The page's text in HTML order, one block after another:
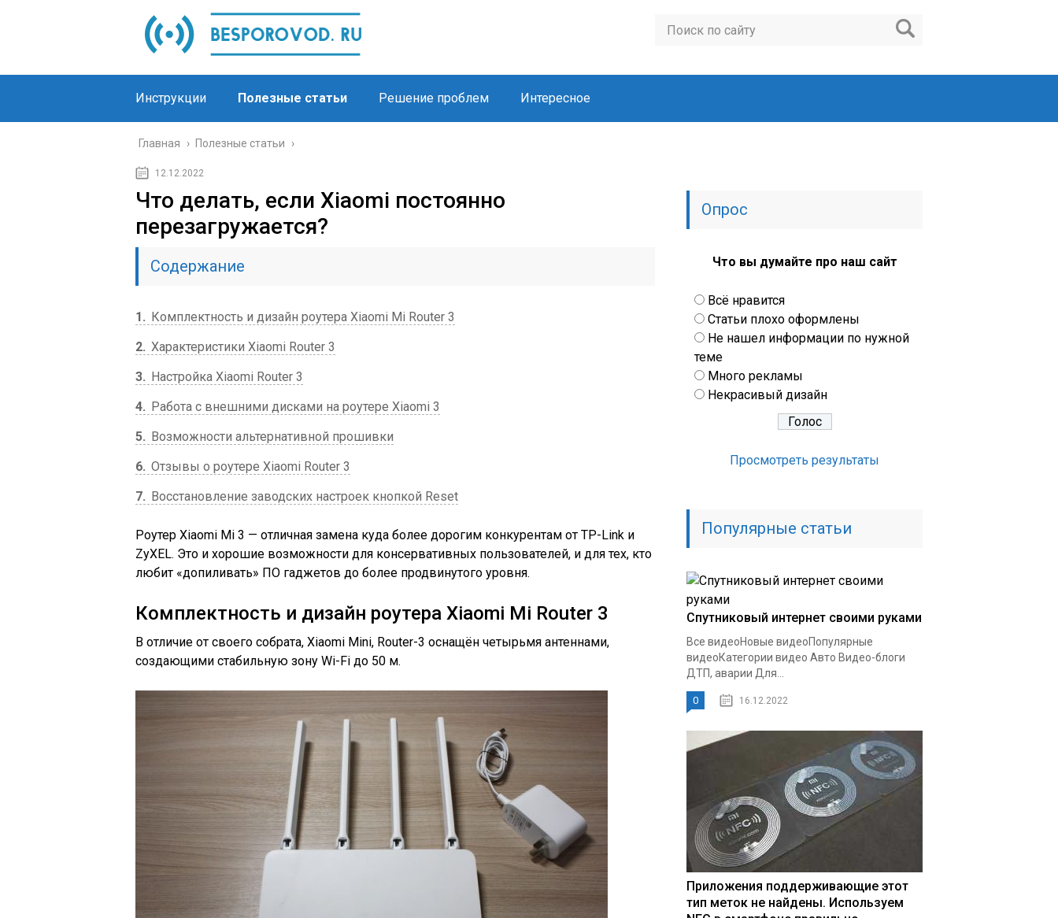
Инструкции Полезные статьи Решение проблем Интересное
Главная › Полезные статьи ›
12.12.2022
Что делать, если Xiaomi постоянно
перезагружается?
Содержание
1
Комплектность и дизайн роутера Xiaomi Mi Router 3
2 Характеристики Xiaomi Router 3
3
Настройка Xiaomi Router 3
4
Работа с внешними дисками на роутере Xiaomi 3
5
Возможности альтернативной прошивки
6 Отзывы о роутере Xiaomi Router 3
7
Восстановление заводских настроек кнопкой Reset
Роутер Xiaomi Mi 3 — отличная замена куда более дорогим конкурентам от TP-Link и
ZyXEL. Это и хорошие возможности для консервативных пользователей, и для тех, кто
любит «допиливать» ПО гаджетов до более продвинутого уровня.
Комплектность и дизайн роутера Xiaomi Mi Router 3
В отличие от своего собрата, Xiaomi Mini, Router-3 оснащён четырьмя антеннами,
создающими стабильную зону Wi-Fi до 50 м.
Опрос
Что вы думайте про наш сайт
Всё нравится
Статьи плохо оформлены
Не нашел информации по нужной
теме
Много рекламы
Некрасивый дизайн
Просмотреть результаты
Популярные статьи
Спутниковый интернет своими руками
Все видеоНовые видеоПопулярные
видеоКатегории видео Авто Видео-блоги
ДТП, аварии Для...
0 16.12.2022
Приложения поддерживающие этот
тип меток не найдены. Используем